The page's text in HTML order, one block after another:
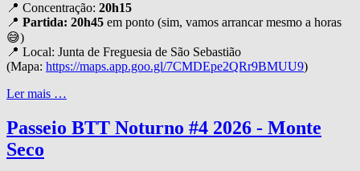
📍 Concentração: 20h15
📍 Partida: 20h45 em ponto (sim, vamos arrancar mesmo a horas
😅)
📍 Local: Junta de Freguesia de São Sebastião
(Mapa: https://maps.app.goo.gl/7CMDEpe2QRr9BMUU9)
Ler mais …
Passeio BTT Noturno #4 2026 - Monte
Seco